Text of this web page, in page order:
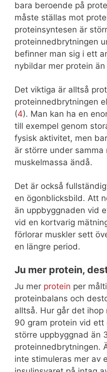
bara beroende på
måste ställas mot
proteinsyntesen är
proteinnedbrytningen
befinner man sig i ett
nybildar mer protein
Det viktiga är alltså
proteinnedbrytningen
(4). Man kan ha en
till exempel genom
fysisk aktivitet, men
är större under
muskelmassa ändå.
Det är också
en ögonblicksbild. Att
än uppbyggnaden vid
vid en kortvarig
förlorar muskler sett
en längre period.
Ju mer protein,
Ju mer protein per
proteinbalans och
alltså. Hur går det
90 gram protein vid
större uppbyggnad än
proteinnedbrytningen.
inte stimuleras mer av